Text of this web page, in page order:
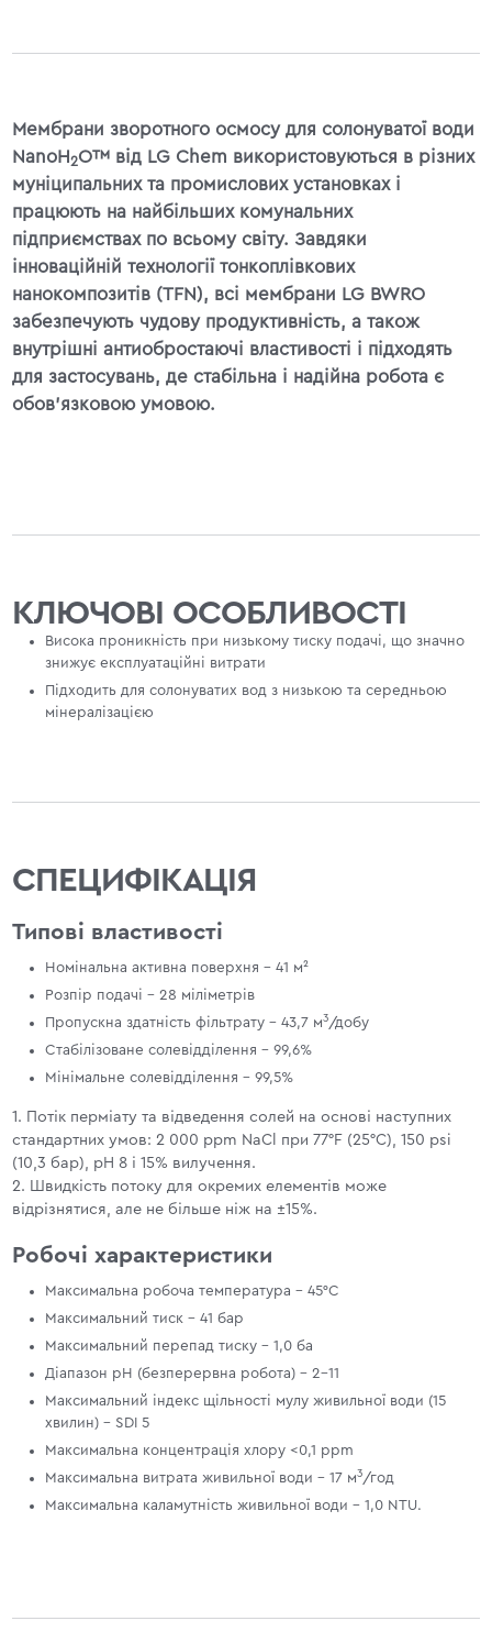
Мембрани зворотного осмосу для солонуватої води
NanoH2O™ від LG Chem використовуються в різних
муніципальних та промислових установках і
працюють на найбільших комунальних
підприємствах по всьому світу. Завдяки
інноваційній технології тонкоплівкових
нанокомпозитів (TFN), всі мембрани LG BWRO
забезпечують чудову продуктивність, а також
внутрішні антиобростаючі властивості і підходять
для застосувань, де стабільна і надійна робота є
обов'язковою умовою.
КЛЮЧОВІ ОСОБЛИВОСТІ
Висока проникність при низькому тиску подачі, що значно
знижує експлуатаційні витрати
Підходить для солонуватих вод з низькою та середньою
мінералізацією
СПЕЦИФІКАЦІЯ
Типові властивості
Номінальна активна поверхня - 41 м²
Розпір подачі - 28 міліметрів
Пропускна здатність фільтрату - 43,7 м3/добу
Стабілізоване солевідділення - 99,6%
Мінімальне солевідділення - 99,5%
1. Потік перміату та відведення солей на основі наступних
стандартних умов: 2 000 ppm NaCl при 77°F (25°C), 150 psi
(10,3 бар), pH 8 і 15% вилучення.
2. Швидкість потоку для окремих елементів може
відрізнятися, але не більше ніж на ±15%.
Робочі характеристики
Максимальна робоча температура - 45°C
Максимальний тиск - 41 бар
Максимальний перепад тиску - 1,0 ба
Діапазон рН (безперервна робота) - 2-11
Максимальний індекс щільності мулу живильної води (15
хвилин) - SDI 5
Максимальна концентрація хлору <0,1 ppm
Максимальна витрата живильної води - 17 м3/год
Максимальна каламутність живильної води - 1,0 NTU.